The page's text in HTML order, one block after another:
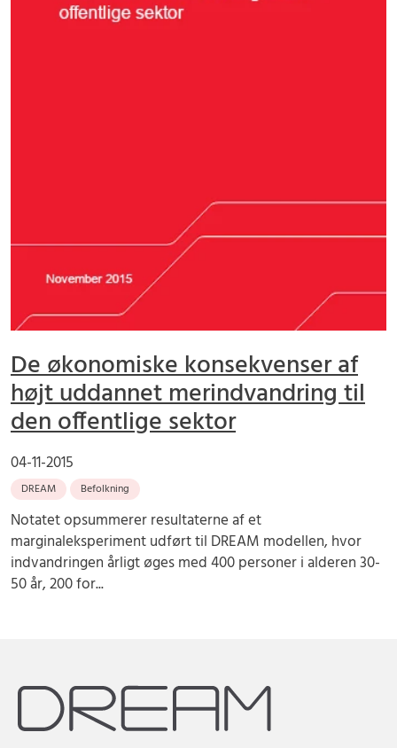
De økonomiske konsekvenser af
højt uddannet merindvandring til
den offentlige sektor
04-11-2015
DREAM Befolkning
Notatet opsummerer resultaterne af et
marginaleksperiment udført til DREAM modellen, hvor
indvandringen årligt øges med 400 personer i alderen 30-
50 år, 200 for...